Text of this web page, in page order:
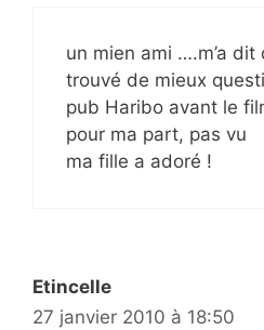
un mien ami ….m’a dit
trouvé de mieux
pub Haribo avant le
pour ma part, pas vu
ma fille a adoré !
Etincelle
27 janvier 2010 à 18:50